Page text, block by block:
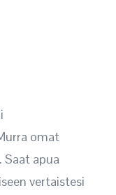
omat
Saat apua
vertaistesi